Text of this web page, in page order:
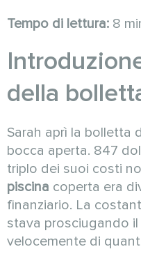
Tempo di lettura: 8
della
Sarah aprì la bolletta
bocca aperta. 847
triplo dei suoi costi
piscina coperta era
finanziario. La
stava prosciugando
velocemente di